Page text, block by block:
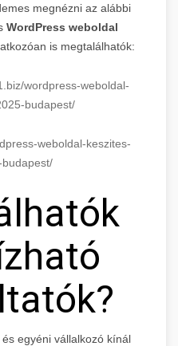
megnézni az alábbi
WordPress weboldal
is megtalálhatók:
wordpress-weboldal-
budapest/
weboldal-keszites-
egyéni vállalkozó kínál